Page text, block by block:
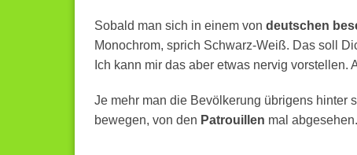
Sobald man sich in einem von deutschen
Monochrom, sprich Schwarz-Weiß. Das soll
Ich kann mir das aber etwas nervig vorstellen.
Je mehr man die Bevölkerung übrigens hinter
bewegen, von den Patrouillen mal abgesehen.